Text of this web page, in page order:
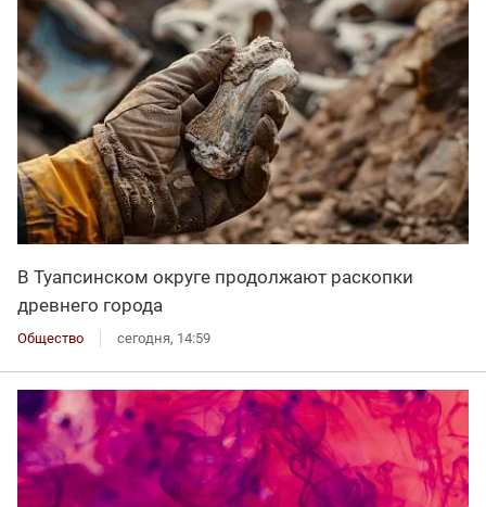
В Туапсинском округе продолжают раскопки
древнего города
Общество сегодня, 14:59